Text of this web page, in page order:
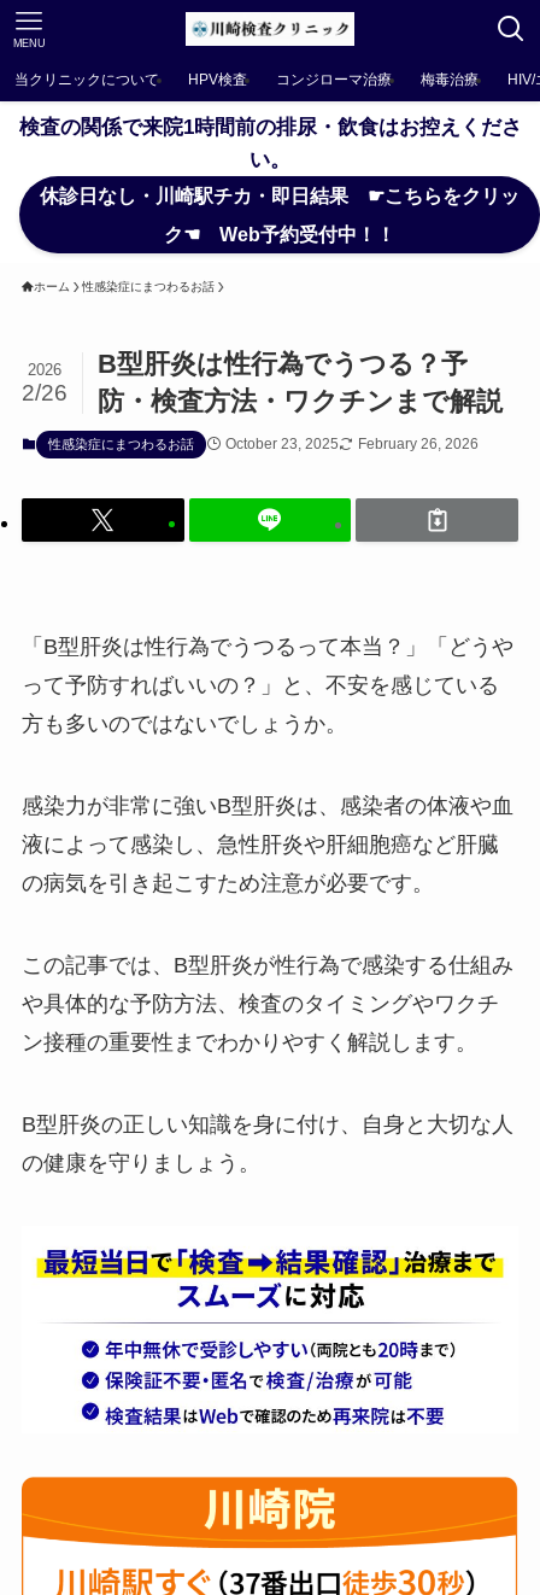
MENU
当クリニックについて HPV検査 コンジローマ治療 梅毒治療
検査の関係で来院1時間前の排尿・飲食はお控えくださ
い。
休診日なし・川崎駅チカ・即日結果 ☛こちらをクリッ
ク☚ Web予約受付中！！
ホーム 性感染症にまつわるお話
B型肝炎は性行為でうつる？予
防・検査方法・ワクチンまで解説
2026
2/26
性感染症にまつわるお話 October 23, 2025 February 26, 2026
「B型肝炎は性行為でうつるって本当？」「どうや
って予防すればいいの？」と、不安を感じている
方も多いのではないでしょうか。
感染力が非常に強いB型肝炎は、感染者の体液や血
液によって感染し、急性肝炎や肝細胞癌など肝臓
の病気を引き起こすため注意が必要です。
この記事では、B型肝炎が性行為で感染する仕組み
や具体的な予防方法、検査のタイミングやワクチ
ン接種の重要性までわかりやすく解説します。
B型肝炎の正しい知識を身に付け、自身と大切な人
の健康を守りましょう。